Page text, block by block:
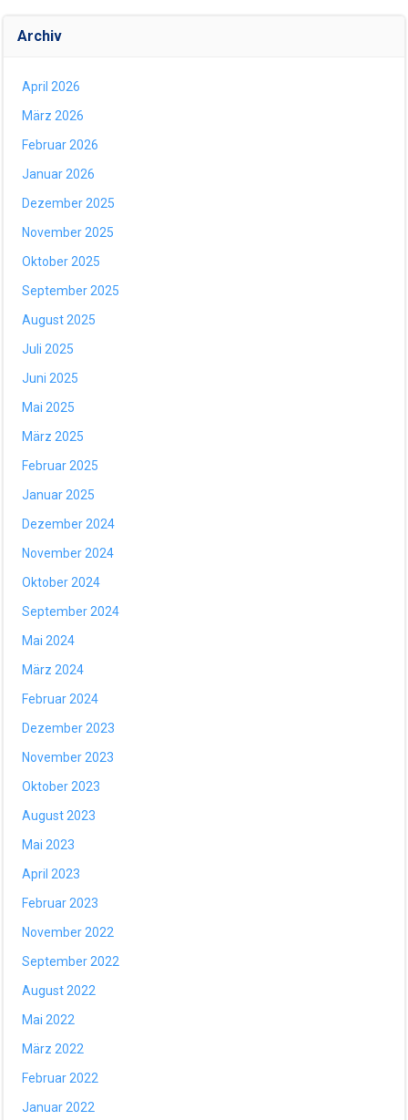
Archiv
April 2026
März 2026
Februar 2026
Januar 2026
Dezember 2025
November 2025
Oktober 2025
September 2025
August 2025
Juli 2025
Juni 2025
Mai 2025
März 2025
Februar 2025
Januar 2025
Dezember 2024
November 2024
Oktober 2024
September 2024
Mai 2024
März 2024
Februar 2024
Dezember 2023
November 2023
Oktober 2023
August 2023
Mai 2023
April 2023
Februar 2023
November 2022
September 2022
August 2022
Mai 2022
März 2022
Februar 2022
Januar 2022